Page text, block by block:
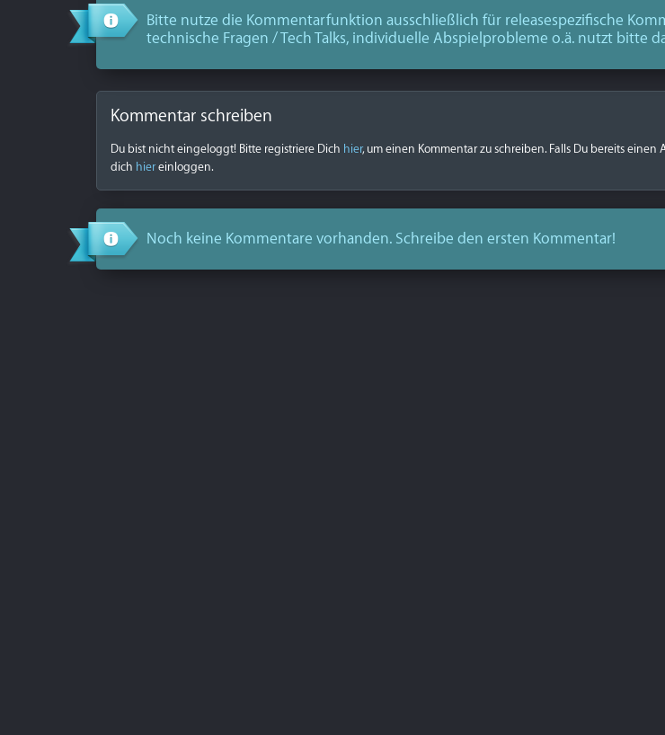
Bitte nutze die Kommentarfunktion ausschließlich für releasespezifische
technische Fragen / Tech Talks, individuelle Abspielprobleme o.ä. nutzt bitte
Kommentar schreiben
Du bist nicht eingeloggt! Bitte registriere Dich hier, um einen Kommentar zu schreiben. Falls Du bereits einen
dich hiereinloggen.
Noch keine Kommentare vorhanden. Schreibe den ersten Kommentar!